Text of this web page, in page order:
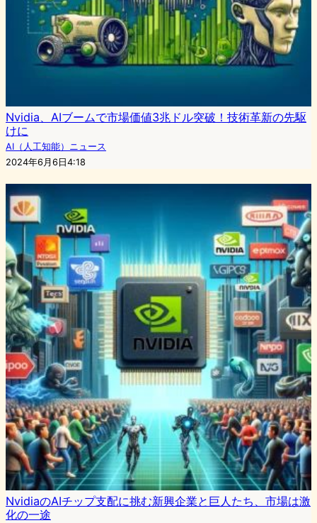
Nvidia、AIブームで市場価値3兆ドル突破！技術革新の先駆
けに
AI（人工知能）ニュース
2024年6月6日4:18
NvidiaのAIチップ支配に挑む新興企業と巨人たち、市場は激
化の一途